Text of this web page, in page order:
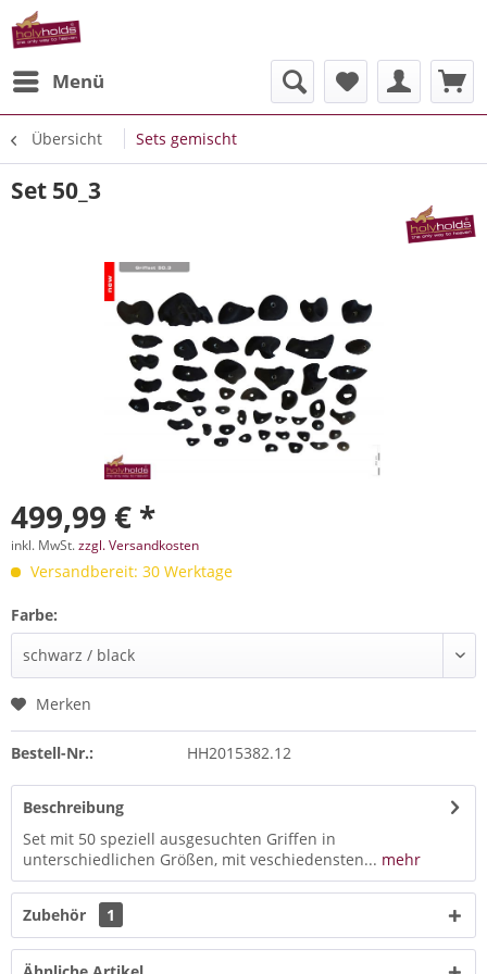
Menü
Übersicht Sets gemischt
Set 50_3
499,99 € *
inkl. MwSt.zzgl. Versandkosten
Versandbereit: 30 Werktage
Farbe:
Merken
Bestell-Nr.: HH2015382.12
Beschreibung
Set mit 50 speziell ausgesuchten Griffen in
unterschiedlichen Größen, mit veschiedensten... mehr
Zubehör 1